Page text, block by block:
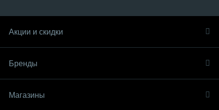
Акции и скидки
Бренды
Магазины